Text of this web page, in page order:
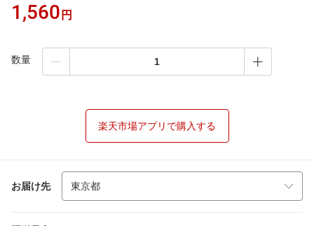
1,560 円
数量
楽天市場アプリで購入する
お届け先